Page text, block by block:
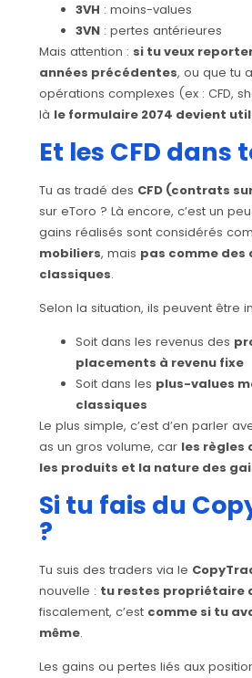
3VH : moins-values
3VN: pertes antérieures
Mais attention : si tu veux
années précédentes, ou que tu
opérations complexes (ex : CFD,
là le formulaire 2074 devient
Et les CFD dans
Tu as tradé des CFD (contrats
sur eToro ? Là encore, c’est un
gains réalisés sont considérés
mobiliers, mais pas comme des
classiques.
Selon la situation, ils peuvent être
Soit dans les revenus des
placements à revenu fixe
Soit dans les plus-values
classiques
Le plus simple, c’est d’en parler
as un gros volume, car les règles
les produits et la nature des
Si tu fais du
?
Tu suis des traders via le
nouvelle : tu restes propriétaire
fiscalement, c’est comme si tu
même.
Les gains ou pertes liés aux